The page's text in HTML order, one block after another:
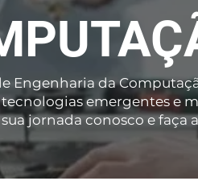
Engenharia da
emergentes e
jornada conosco e faça